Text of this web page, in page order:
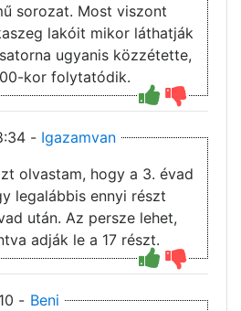
sorozat. Most viszont
lakóit mikor láthatják
ugyanis közzétette,
kor folytatódik.
- Igazamvan
olvastam, hogy a 3. évad
legalábbis ennyi részt
után. Az persze lehet,
adják le a 17 részt.
- Beni